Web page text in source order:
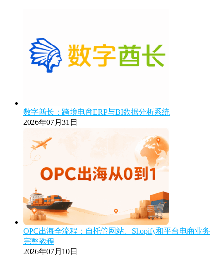
数字酋长：跨境电商ERP与BI数据分析系统
2026年07月31日
OPC出海全流程：自托管网站、Shopify和平台电商业务
完整教程
2026年07月10日